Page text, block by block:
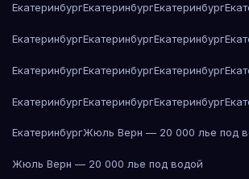
ЕкатеринбургЕкатеринбургЕкатеринбург
ЕкатеринбургЕкатеринбургЕкатеринбург
ЕкатеринбургЕкатеринбургЕкатеринбург
ЕкатеринбургЕкатеринбургЕкатеринбург
ЕкатеринбургЖюль Верн — 20 000 лье под
Жюль Верн — 20 000 лье под водой